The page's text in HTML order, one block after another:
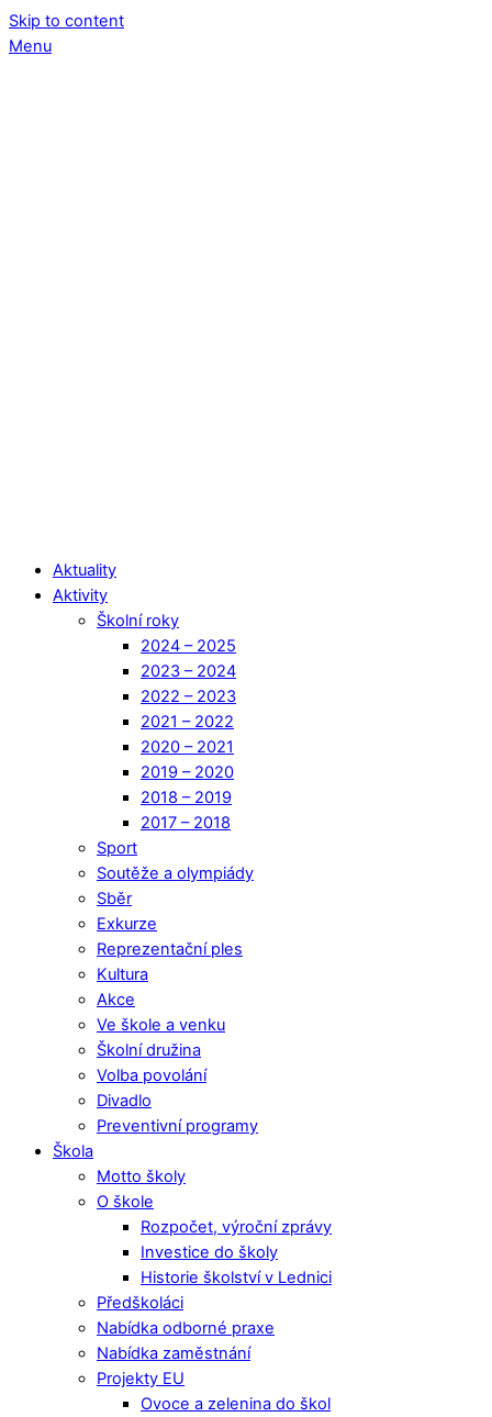
Skip to content
Menu
Aktuality
Aktivity
Školní roky
2024 – 2025
2023 – 2024
2022 – 2023
2021 – 2022
2020 – 2021
2019 – 2020
2018 – 2019
2017 – 2018
Sport
Soutěže a olympiády
Sběr
Exkurze
Reprezentační ples
Kultura
Akce
Ve škole a venku
Školní družina
Volba povolání
Divadlo
Preventivní programy
Škola
Motto školy
O škole
Rozpočet, výroční zprávy
Investice do školy
Historie školství v Lednici
Předškoláci
Nabídka odborné praxe
Nabídka zaměstnání
Projekty EU
Ovoce a zelenina do škol